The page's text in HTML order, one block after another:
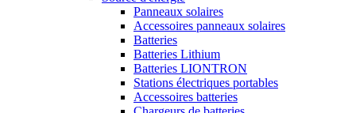
Panneaux solaires
Accessoires panneaux solaires
Batteries
Batteries Lithium
Batteries LIONTRON
Stations électriques portables
Accessoires batteries